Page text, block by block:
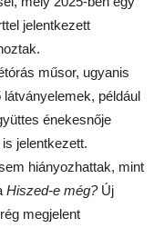
jelentkezett
műsor, ugyanis
például
énekesnője
jelentkezett.
hiányozhattak, mint
Hiszed-e még?Új
megjelent